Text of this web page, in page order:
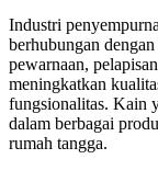
Industri
berhubungan
pewarnaan,
meningkatkan
fungsionalitas. Kain
dalam berbagai
rumah tangga.